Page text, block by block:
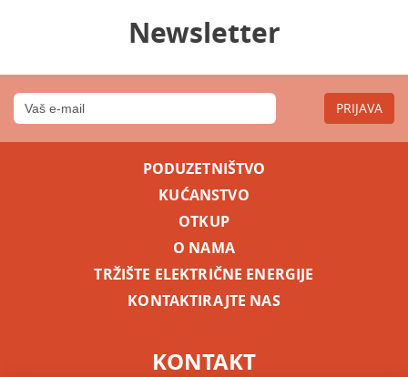
Newsletter
PRIJAVA
PODUZETNIŠTVO
KUĆANSTVO
OTKUP
O NAMA
TRŽIŠTE ELEKTRIČNE ENERGIJE
KONTAKTIRAJTE NAS
KONTAKT